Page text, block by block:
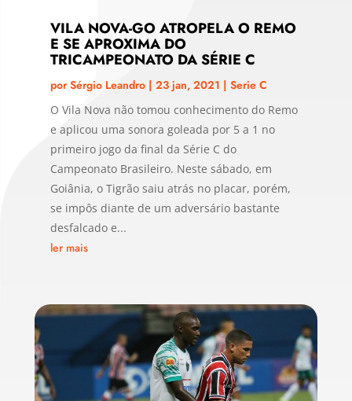
VILA NOVA-GO ATROPELA O REMO
E SE APROXIMA DO
TRICAMPEONATO DA SÉRIE C
porSérgio Leandro| 23 jan, 2021 | Serie C
O Vila Nova não tomou conhecimento do Remo
e aplicou uma sonora goleada por 5 a 1 no
primeiro jogo da final da Série C do
Campeonato Brasileiro. Neste sábado, em
Goiânia, o Tigrão saiu atrás no placar, porém,
se impôs diante de um adversário bastante
desfalcado e...
ler mais